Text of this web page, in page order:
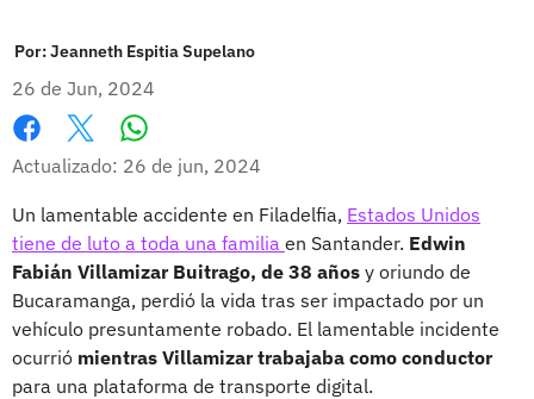
Por:Jeanneth Espitia Supelano
26 de Jun, 2024
Facebook
X
Actualizado: 26 de jun, 2024
Un lamentable accidente en Filadelfia, Estados Unidos
tiene de luto a toda una familia en Santander. Edwin
Fabián Villamizar Buitrago, de 38 años y oriundo de
Bucaramanga, perdió la vida tras ser impactado por un
vehículo presuntamente robado. El lamentable incidente
ocurrió mientras Villamizar trabajaba como conductor
para una plataforma de transporte digital.